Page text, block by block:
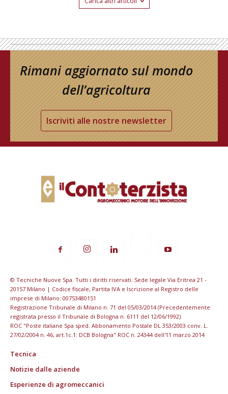
Rimani aggiornato sul mondo
dell’agricoltura
Iscriviti alle nostre newsletter
© Tecniche Nuove Spa. Tutti i diritti riservati. Sede legale Via Eritrea 21 -
20157 Milano | Codice fiscale, Partita IVA e Iscrizione al Registro delle
imprese di Milano: 00753480151
Registrazione Tribunale di Milano n. 71 del 05/03/2014 (Precedentemente
registrata presso il Tribunale di Bologna n. 6111 del 12/06/1992)
ROC "Poste italiane Spa sped. Abbonamento Postale DL 353/2003 conv. L.
27/02/2004 n. 46, art.1c.1: DCB Bologna" ROC n. 24344 dell'11 marzo 2014
Tecnica
Notizie dalle aziende
Esperienze di agromeccanici